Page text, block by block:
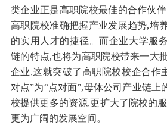
类企业正是高职院校最佳的合作伙
高职院校准确把握产业发展趋势,培
的实用人才的捷径。而企业大学服
链的特点,也将为高职院校带来一大
企业,这就突破了高职院校校企合作
对点”为“点对面”,母体公司产业链上
校提供更多的资源,更扩大了院校的
更为广阔的发展空间。